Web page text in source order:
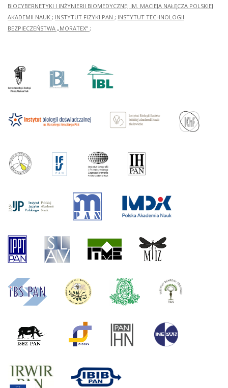
BIOCYBERNETYKI I INŻYNIERII BIOMEDYCZNEJ IM. MACIEJA NAŁĘCZA POLSKIEJ
AKADEMII NAUK ; INSTYTUT FIZYKI PAN ; INSTYTUT TECHNOLOGII
BEZPIECZEŃSTWA „MORATEX” ;